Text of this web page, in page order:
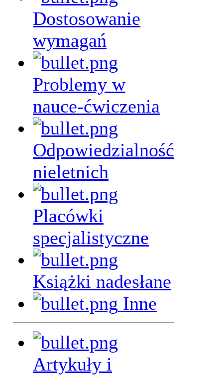
Dostosowanie
wymagań
Problemy w
nauce-ćwiczenia
Odpowiedzialność
nieletnich
Placówki
specjalistyczne
Książki nadesłane
Inne
Artykuły i